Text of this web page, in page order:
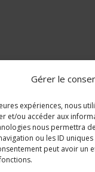
Gérer le
expériences, nous
et/ou accéder aux
nous permettra
ou les ID
peut avoir un